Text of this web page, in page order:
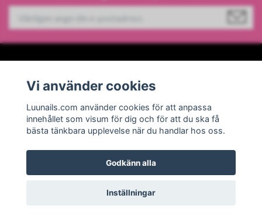
Sociala medier
© 2026 Luunails Powered by Quickbutik
Vi använder cookies
Luunails.com använder cookies för att anpassa
innehållet som visum för dig och för att du ska få
bästa tänkbara upplevelse när du handlar hos oss.
Godkänn alla
Inställningar